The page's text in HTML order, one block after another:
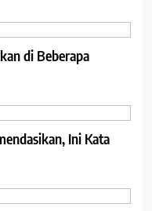
di Beberapa
Ini Kata